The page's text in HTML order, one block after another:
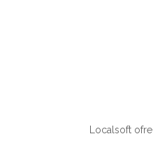
Localsoft